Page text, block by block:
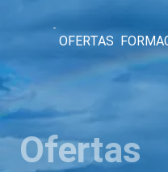
OFERTAS
Ofertas